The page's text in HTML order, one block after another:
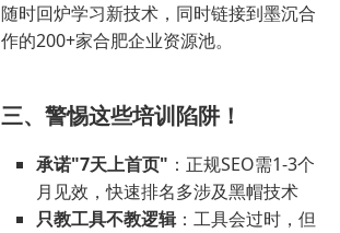
随时回炉学习新技术，同时链接到墨沉合
作的200+家合肥企业资源池。
三、警惕这些培训陷阱！
承诺"7天上首页" ：正规SEO需1-3个
月见效，快速排名多涉及黑帽技术
只教工具不教逻辑：工具会过时，但